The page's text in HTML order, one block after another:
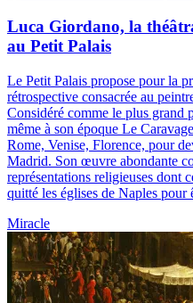
Luca Giordano, la
au Petit Palais
Le Petit Palais propose pour la
rétrospective consacrée au
Considéré comme le plus grand
même à son époque Le
Rome, Venise, Florence, pour
Madrid. Son œuvre abondante
représentations religieuses dont
quitté les églises de Naples pour
Miracle